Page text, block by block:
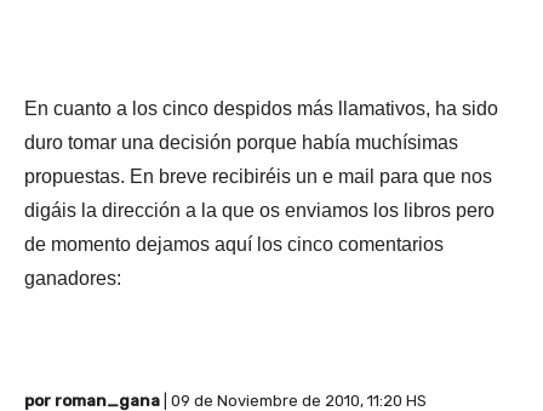
En cuanto a los cinco despidos más llamativos, ha sido
duro tomar una decisión porque había muchísimas
propuestas. En breve recibiréis un e mail para que nos
digáis la dirección a la que os enviamos los libros pero
de momento dejamos aquí los cinco comentarios
ganadores:
por roman_gana | 09 de Noviembre de 2010, 11:20 HS